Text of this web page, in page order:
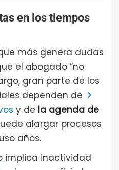
en los tiempos
más genera dudas
el abogado “no
gran parte de los
dependen de
y de la agenda de
alargar procesos
años.
implica inactividad